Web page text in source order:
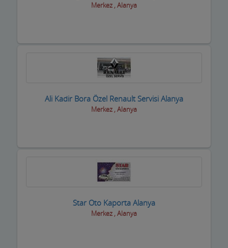
Merkez , Alanya
Ali Kadir Bora Özel Renault Servisi Alanya
Merkez , Alanya
Star Oto Kaporta Alanya
Merkez , Alanya